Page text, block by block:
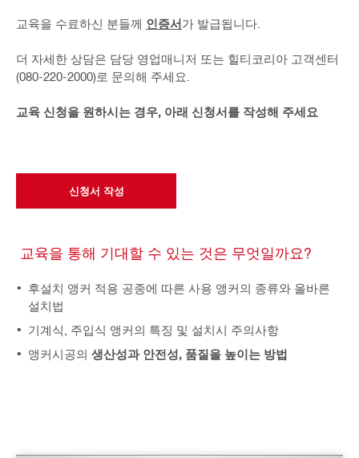
교육을 수료하신 분들께 인증서가 발급됩니다.
더 자세한 상담은 담당 영업매니저 또는 힐티코리아 고객센터
(080-220-2000)로 문의해 주세요.
교육 신청을 원하시는 경우, 아래 신청서를 작성해 주세요
신청서 작성
교육을 통해 기대할 수 있는 것은 무엇일까요?
후설치 앵커 적용 공종에 따른 사용 앵커의 종류와 올바른
설치법
기계식, 주입식 앵커의 특징 및 설치시 주의사항
앵커시공의 생산성과 안전성, 품질을 높이는 방법